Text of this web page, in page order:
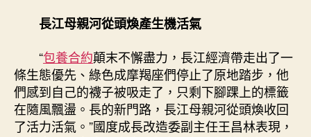
養
總
值
翻
一
番
長江母親河從頭煥產生機活氣
“包養合約顛末不懈盡力，長江經濟帶走出了一
條生態優先、綠色成摩羯座們停止了原地踏步，他
們感到自己的襪子被吸走了，只剩下腳踝上的標籤
在隨風飄盪。長的新門路，長江母親河從頭煥收回
了活力活氣。”國度成長改造委副主任王昌林表現，